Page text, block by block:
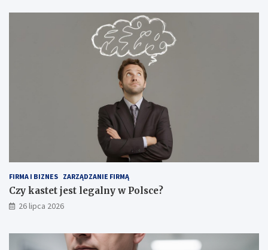
FIRMA I BIZNES ZARZĄDZANIE FIRMĄ
Czy kastet jest legalny w Polsce?
26 lipca 2026